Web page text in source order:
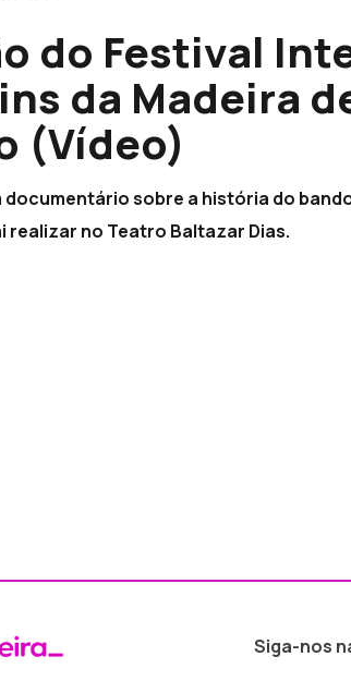
do Festival
da Madeira
(Vídeo)
documentário sobre a história do
realizar no Teatro Baltazar Dias.
Siga-nos